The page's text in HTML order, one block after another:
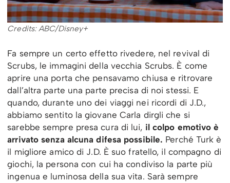
Credits: ABC/Disney+
Fa sempre un certo effetto rivedere, nel revival di
Scrubs, le immagini della vecchia Scrubs. È come
aprire una porta che pensavamo chiusa e ritrovare
dall’altra parte una parte precisa di noi stessi. E
quando, durante uno dei viaggi nei ricordi di J.D.,
abbiamo sentito la giovane Carla dirgli che si
sarebbe sempre presa cura di lui, il colpo emotivo è
arrivato senza alcuna difesa possibile. Perché Turk è
il migliore amico di J.D. È suo fratello, il compagno di
giochi, la persona con cui ha condiviso la parte più
ingenua e luminosa della sua vita. Sarà sempre